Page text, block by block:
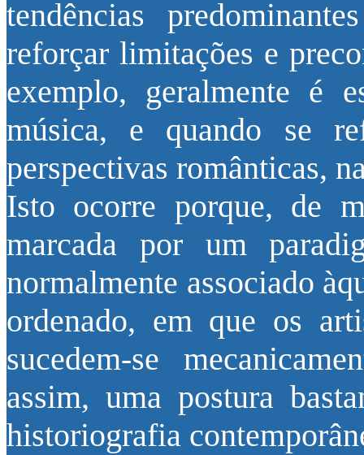
tendências
reforçar limitações e
exemplo, geralmente é
música, e quando se
perspectivas românticas,
Isto ocorre porque, de
marcada por um
normalmente associado
ordenado, em que os
sucedem-se
assim, uma postura
historiografia